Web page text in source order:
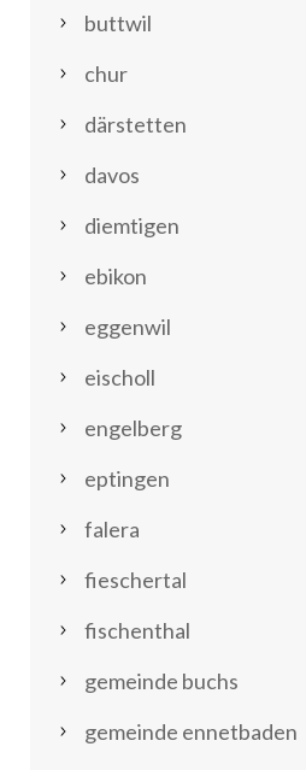
buttwil
chur
därstetten
davos
diemtigen
ebikon
eggenwil
eischoll
engelberg
eptingen
falera
fieschertal
fischenthal
gemeinde buchs
gemeinde ennetbaden